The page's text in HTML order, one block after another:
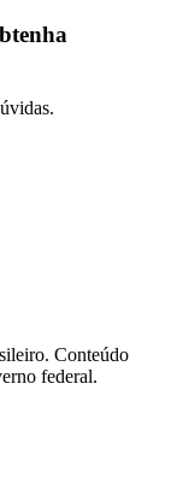
Conteúdo
federal.